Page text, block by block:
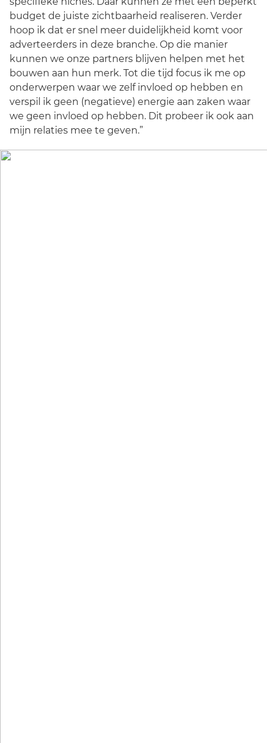
budget de juiste zichtbaarheid realiseren. Verder
hoop ik dat er snel meer duidelijkheid komt voor
adverteerders in deze branche. Op die manier
kunnen we onze partners blijven helpen met het
bouwen aan hun merk. Tot die tijd focus ik me op
onderwerpen waar we zelf invloed op hebben en
verspil ik geen (negatieve) energie aan zaken waar
we geen invloed op hebben. Dit probeer ik ook aan
mijn relaties mee te geven.”